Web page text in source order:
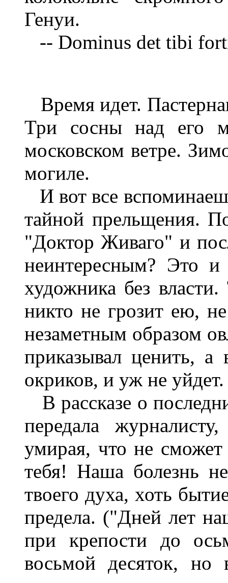
Генуи.
-- Dominus det tibi
Время идет.
Три сосны над его
московском ветре.
могиле.
И вот все
тайной прельщения.
"Доктор Живаго" и
неинтересным? Это и
художника без власти.
никто не грозит ею,
незаметным образом
приказывал ценить,
окриков, и уж не уйдет.
В рассказе о
передала
умирая, что не сможет
тебя! Наша болезнь
твоего духа, хоть
предела. ("Дней лет
при крепости до
восьмой десяток,